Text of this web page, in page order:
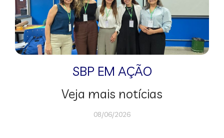
SBP EM AÇÃO
Veja mais notícias
08/06/2026